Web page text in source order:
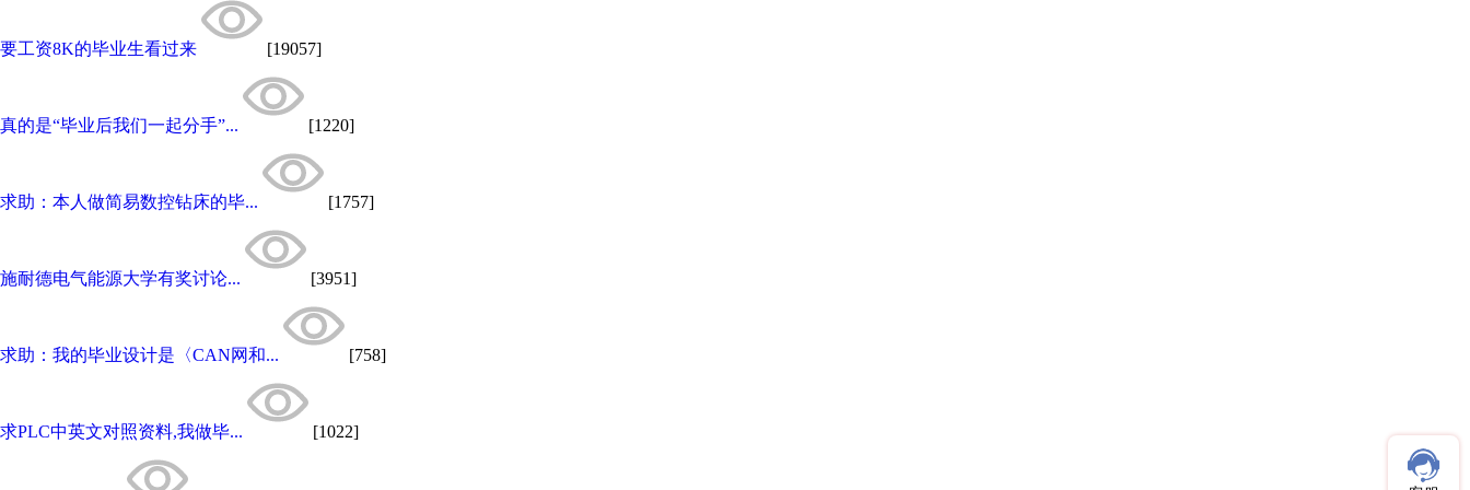
要工资8K的毕业生看过来 [19057]
真的是“毕业后我们一起分手”... [1220]
求助：本人做简易数控钻床的毕... [1757]
施耐德电气能源大学有奖讨论... [3951]
求助：我的毕业设计是〈CAN网和... [758]
求PLC中英文对照资料,我做毕... [1022]